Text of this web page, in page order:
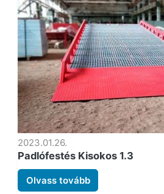
2023.01.26.
Padlófestés Kisokos 1.3
Olvass tovább